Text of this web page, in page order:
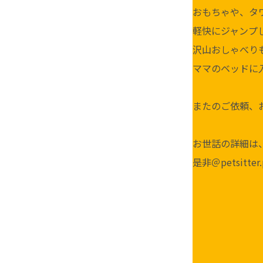
おもちゃや、タ
軽快にジャン
沢山おしゃべ
ママのベッド
またのご依頼
お世話の詳細
是非＠